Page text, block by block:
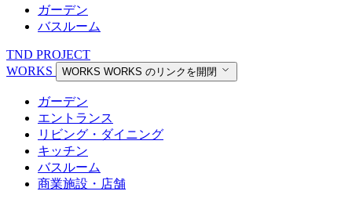
ガーデン
バスルーム
TND PROJECT
WORKS
WORKS WORKS のリンクを開閉
ガーデン
エントランス
リビング・ダイニング
キッチン
バスルーム
商業施設・店舗